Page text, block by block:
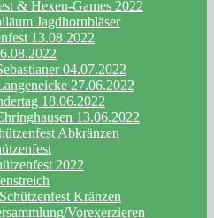
& Hexen-Games 2022
Jagdhornbläser
13.08.2022
04.07.2022
27.06.2022
18.06.2022
13.06.2022
Abkränzen
2022
Kränzen
Vorexerzieren